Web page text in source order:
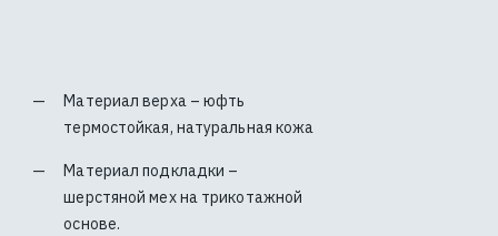
Материал верха – юфть
термостойкая, натуральная кожа
Материал подкладки –
шерстяной мех на трикотажной
основе.